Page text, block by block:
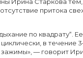
притока
по квадрату“.
в течение
— говорит